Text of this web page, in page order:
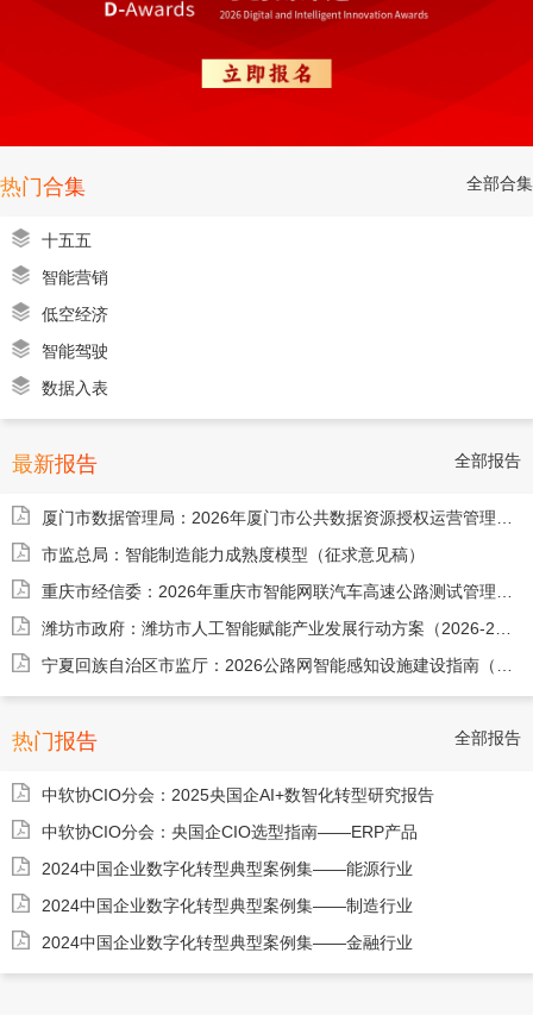
热门合集 全部合集
十五五
智能营销
低空经济
智能驾驶
数据入表
最新报告 全部报告
市监总局：智能制造能力成熟度模型（征求意见稿）
热门报告 全部报告
中软协CIO分会：2025央国企AI+数智化转型研究报告
中软协CIO分会：央国企CIO选型指南——ERP产品
2024中国企业数字化转型典型案例集——能源行业
2024中国企业数字化转型典型案例集——制造行业
2024中国企业数字化转型典型案例集——金融行业